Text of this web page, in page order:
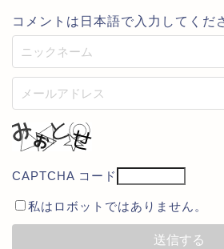
コメントは日本語で入力してくだ
CAPTCHA コード
私はロボットではありません。